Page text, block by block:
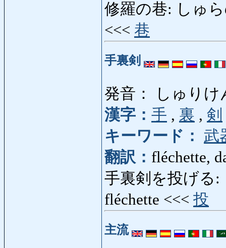
修羅の巷: しゅら
<<< 巷
手裏剣
発音： しゅりけ
漢字： 手 , 裏 , 剣
キーワード： 武
翻訳： fléchette,
手裏剣を投げる:
fléchette <<< 投
主流